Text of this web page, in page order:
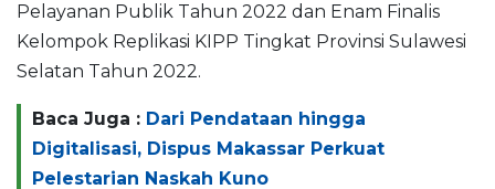
Pelayanan Publik Tahun 2022 dan Enam Finalis
Kelompok Replikasi KIPP Tingkat Provinsi Sulawesi
Selatan Tahun 2022.
Baca Juga : Dari Pendataan hingga
Digitalisasi, Dispus Makassar Perkuat
Pelestarian Naskah Kuno